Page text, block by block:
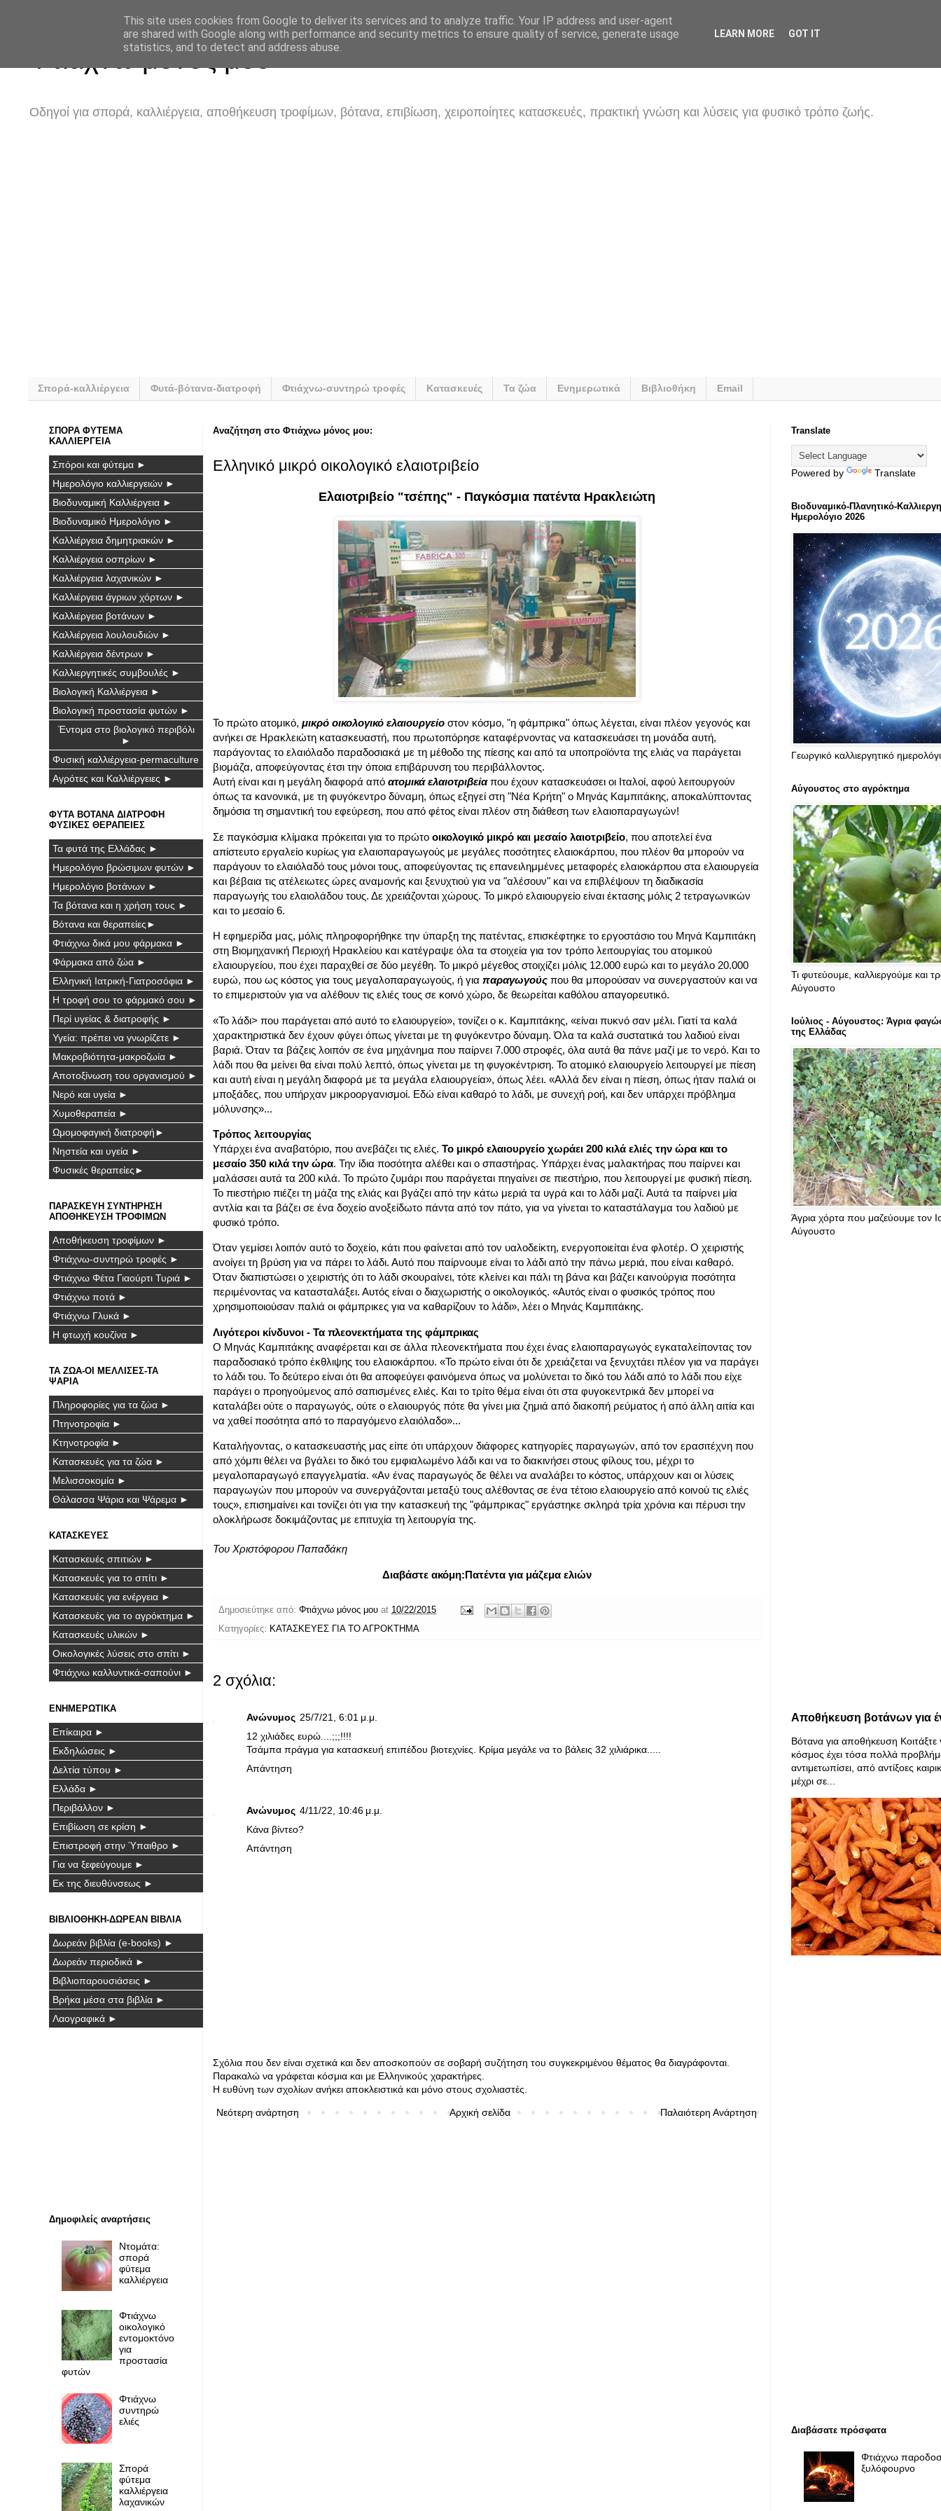
Φτιάχνω μόνος μου
Οδηγοί για σπορά, καλλιέργεια, αποθήκευση τροφίμων, βότανα, επιβίωση, χειροποίητες κατασκευές, πρακτική γνώση και λύσεις για φυσικό τρόπο ζωής.
Σπορά-καλλιέργεια Φυτά-βότανα-διατροφή Φτιάχνω-συντηρώ τροφές Κατασκευές Τα ζώα Ενημερωτικά Βιβλιοθήκη Email
Αναζήτηση στο Φτιάχνω μόνος μου:
Ελληνικό μικρό οικολογικό ελαιοτριβείο
Eλαιοτριβείο "τσέπης" - Παγκόσμια πατέντα Ηρακλειώτη
Το πρώτο ατομικό, μικρό οικολογικό ελαιουργείο στον κόσμο, "η φάμπρικα" όπως λέγεται, είναι πλέον γεγονός και
ανήκει σε Ηρακλειώτη κατασκευαστή, που πρωτοπόρησε καταφέρνοντας να κατασκευάσει τη μονάδα αυτή,
παράγοντας το ελαιόλαδο παραδοσιακά με τη μέθοδο της πίεσης και από τα υποπροϊόντα της ελιάς να παράγεται
βιομάζα, αποφεύγοντας έτσι την όποια επιβάρυνση του περιβάλλοντος.
Αυτή είναι και η μεγάλη διαφορά από ατομικά ελαιοτριβείαπου έχουν κατασκευάσει οι Ιταλοί, αφού λειτουργούν
όπως τα κανονικά, με τη φυγόκεντρο δύναμη, όπως εξηγεί στη "Νέα Κρήτη" ο Μηνάς Καμπιτάκης, αποκαλύπτοντας
δημόσια τη σημαντική του εφεύρεση, που από φέτος είναι πλέον στη διάθεση των ελαιοπαραγωγών!
Σε παγκόσμια κλίμακα πρόκειται για το πρώτο οικολογικό μικρό και μεσαίο λαιοτριβείο, που αποτελεί ένα
απίστευτο εργαλείο κυρίως για ελαιοπαραγωγούς με μεγάλες ποσότητες ελαιοκάρπου, που πλέον θα μπορούν να
παράγουν το ελαιόλαδό τους μόνοι τους, αποφεύγοντας τις επανειλημμένες μεταφορές ελαιοκάρπου στα ελαιουργεία
και βέβαια τις ατέλειωτες ώρες αναμονής και ξενυχτιού για να "αλέσουν" και να επιβλέψουν τη διαδικασία
παραγωγής του ελαιολάδου τους. Δε χρειάζονται χώρους. Το μικρό ελαιουργείο είναι έκτασης μόλις 2 τετραγωνικών
και το μεσαίο 6.
Η εφημερίδα μας, μόλις πληροφορήθηκε την ύπαρξη της πατέντας, επισκέφτηκε το εργοστάσιο του Μηνά Καμπιτάκη
στη Βιομηχανική Περιοχή Ηρακλείου και κατέγραψε όλα τα στοιχεία για τον τρόπο λειτουργίας του ατομικού
ελαιουργείου, που έχει παραχθεί σε δύο μεγέθη. Το μικρό μέγεθος στοιχίζει μόλις 12.000 ευρώ και το μεγάλο 20.000
ευρώ, που ως κόστος για τους μεγαλοπαραγωγούς, ή για παραγωγούς που θα μπορούσαν να συνεργαστούν και να
το επιμεριστούν για να αλέθουν τις ελιές τους σε κοινό χώρο, δε θεωρείται καθόλου απαγορευτικό.
«Το λάδι> που παράγεται από αυτό το ελαιουργείο», τονίζει ο κ. Καμπιτάκης, «είναι πυκνό σαν μέλι. Γιατί τα καλά
χαρακτηριστικά δεν έχουν φύγει όπως γίνεται με τη φυγόκεντρο δύναμη. Όλα τα καλά συστατικά του λαδιού είναι
βαριά. Όταν τα βάζεις λοιπόν σε ένα μηχάνημα που παίρνει 7.000 στροφές, όλα αυτά θα πάνε μαζί με το νερό. Και το
λάδι που θα μείνει θα είναι πολύ λεπτό, όπως γίνεται με τη φυγοκέντριση. Το ατομικό ελαιουργείο λειτουργεί με πίεση
και αυτή είναι η μεγάλη διαφορά με τα μεγάλα ελαιουργεία», όπως λέει. «Αλλά δεν είναι η πίεση, όπως ήταν παλιά οι
μποξάδες, που υπήρχαν μικροοργανισμοί. Εδώ είναι καθαρό το λάδι, με συνεχή ροή, και δεν υπάρχει πρόβλημα
μόλυνσης»...
Τρόπος λειτουργίας
Υπάρχει ένα αναβατόριο, που ανεβάζει τις ελιές. Το μικρό ελαιουργείο χωράει 200 κιλά ελιές την ώρα και το
μεσαίο 350 κιλά την ώρα. Την ίδια ποσότητα αλέθει και ο σπαστήρας. Υπάρχει ένας μαλακτήρας που παίρνει και
μαλάσσει αυτά τα 200 κιλά. Το πρώτο ζυμάρι που παράγεται πηγαίνει σε πιεστήριο, που λειτουργεί με φυσική πίεση.
Το πιεστήριο πιέζει τη μάζα της ελιάς και βγάζει από την κάτω μεριά τα υγρά και το λάδι μαζί. Αυτά τα παίρνει μία
αντλία και τα βάζει σε ένα δοχείο ανοξείδωτο πάντα από τον πάτο, για να γίνεται το καταστάλαγμα του λαδιού με
φυσικό τρόπο.
Όταν γεμίσει λοιπόν αυτό το δοχείο, κάτι που φαίνεται από τον υαλοδείκτη, ενεργοποιείται ένα φλοτέρ. Ο χειριστής
ανοίγει τη βρύση για να πάρει το λάδι. Αυτό που παίρνουμε είναι το λάδι από την πάνω μεριά, που είναι καθαρό.
Όταν διαπιστώσει ο χειριστής ότι το λάδι σκουραίνει, τότε κλείνει και πάλι τη βάνα και βάζει καινούργια ποσότητα
περιμένοντας να κατασταλάξει. Αυτός είναι ο διαχωριστής ο οικολογικός. «Αυτός είναι ο φυσικός τρόπος που
χρησιμοποιούσαν παλιά οι φάμπρικες για να καθαρίζουν το λάδι», λέει ο Μηνάς Καμπιτάκης.
Λιγότεροι κίνδυνοι - Τα πλεονεκτήματα της φάμπρικας
Ο Μηνάς Καμπιτάκης αναφέρεται και σε άλλα πλεονεκτήματα που έχει ένας ελαιοπαραγωγός εγκαταλείποντας τον
παραδοσιακό τρόπο έκθλιψης του ελαιοκάρπου. «Το πρώτο είναι ότι δε χρειάζεται να ξενυχτάει πλέον για να παράγει
το λάδι του. Το δεύτερο είναι ότι θα αποφεύγει φαινόμενα όπως να μολύνεται το δικό του λάδι από το λάδι που είχε
παράγει ο προηγούμενος από σαπισμένες ελιές. Και το τρίτο θέμα είναι ότι στα φυγοκεντρικά δεν μπορεί να
καταλάβει ούτε ο παραγωγός, ούτε ο ελαιουργός πότε θα γίνει μια ζημιά από διακοπή ρεύματος ή από άλλη αιτία και
να χαθεί ποσότητα από το παραγόμενο ελαιόλαδο»...
Καταλήγοντας, ο κατασκευαστής μας είπε ότι υπάρχουν διάφορες κατηγορίες παραγωγών, από τον ερασιτέχνη που
από χόμπι θέλει να βγάλει το δικό του εμφιαλωμένο λάδι και να το διακινήσει στους φίλους του, μέχρι το
μεγαλοπαραγωγό επαγγελματία. «Αν ένας παραγωγός δε θέλει να αναλάβει το κόστος, υπάρχουν και οι λύσεις
παραγωγών που μπορούν να συνεργάζονται μεταξύ τους αλέθοντας σε ένα τέτοιο ελαιουργείο από κοινού τις ελιές
τους», επισημαίνει και τονίζει ότι για την κατασκευή της "φάμπρικας" εργάστηκε σκληρά τρία χρόνια και πέρυσι την
ολοκλήρωσε δοκιμάζοντας με επιτυχία τη λειτουργία της.
Του Χριστόφορου Παπαδάκη
Διαβάστε ακόμη:Πατέντα για μάζεμα ελιών
Δημοσιεύτηκε από: Φτιάχνω μόνος μου at 10/22/2015
Κατηγορίες: ΚΑΤΑΣΚΕΥΕΣ ΓΙΑ ΤΟ ΑΓΡΟΚΤΗΜΑ
2 σχόλια:
Ανώνυμος 25/7/21, 6:01 μ.μ.
12 χιλιάδες ευρώ....;;;!!!!
Τσάμπα πράγμα για κατασκευή επιπέδου βιοτεχνίες. Κρίμα μεγάλε να το βάλεις 32 χιλιάρικα.....
Απάντηση
Ανώνυμος 4/11/22, 10:46 μ.μ.
Κάνα βίντεο?
Απάντηση
Σχόλια που δεν είναι σχετικά και δεν αποσκοπούν σε σοβαρή συζήτηση του συγκεκριμένου θέματος θα διαγράφονται.
Παρακαλώ να γράφεται κόσμια και με Ελληνικούς χαρακτήρες.
Η ευθύνη των σχολίων ανήκει αποκλειστικά και μόνο στους σχολιαστές.
Νεότερη ανάρτηση Παλαιότερη Ανάρτηση
Αρχική σελίδα
ΣΠΟΡΑ ΦΥΤΕΜΑ
ΚΑΛΛΙΕΡΓΕΙΑ
Σπόροι και φύτεμα ►
Ημερολόγιο καλλιεργειών ►
Βιοδυναμική Καλλιέργεια ►
Βιοδυναμικό Ημερολόγιο ►
Καλλιέργεια δημητριακών ►
Καλλιέργεια οσπρίων ►
Καλλιέργεια λαχανικών ►
Καλλιέργεια άγριων χόρτων ►
Καλλιέργεια βοτάνων ►
Καλλιέργεια λουλουδιών ►
Καλλιέργεια δέντρων ►
Καλλιεργητικές συμβουλές ►
Βιολογική Καλλιέργεια ►
Βιολογική προστασία φυτών ►
Έντομα στο βιολογικό περιβόλι
►
Φυσική καλλιέργεια-permaculture
Αγρότες και Καλλιέργειες ►
ΦΥΤΑ ΒΟΤΑΝΑ ΔΙΑΤΡΟΦΗ
ΦΥΣΙΚΕΣ ΘΕΡΑΠΕΙΕΣ
Τα φυτά της Ελλάδας ►
Ημερολόγιο βρώσιμων φυτών ►
Ημερολόγιο βοτάνων ►
Τα βότανα και η χρήση τους ►
Βότανα και θεραπείες►
Φτιάχνω δικά μου φάρμακα ►
Φάρμακα από ζώα ►
Ελληνική Ιατρική-Γιατροσόφια ►
Η τροφή σου το φάρμακό σου ►
Περί υγείας & διατροφής ►
Υγεία: πρέπει να γνωρίζετε ►
Μακροβιότητα-μακροζωία ►
Αποτοξίνωση του οργανισμού ►
Νερό και υγεία ►
Χυμοθεραπεία ►
Ωμομοφαγική διατροφή►
Νηστεία και υγεία ►
Φυσικές θεραπείες►
ΠΑΡΑΣΚΕΥΗ ΣΥΝΤΗΡΗΣΗ
ΑΠΟΘΗΚΕΥΣΗ ΤΡΟΦΙΜΩΝ
Αποθήκευση τροφίμων ►
Φτιάχνω-συντηρώ τροφές ►
Φτιάχνω Φέτα Γιαούρτι Τυριά ►
Φτιάχνω ποτά ►
Φτιάχνω Γλυκά ►
Η φτωχή κουζίνα ►
ΤΑ ΖΩΑ-ΟΙ ΜΕΛΛΙΣΕΣ-ΤΑ
ΨΑΡΙΑ
Πληροφορίες για τα ζώα ►
Πτηνοτροφία ►
Κτηνοτροφία ►
Κατασκευές για τα ζώα ►
Μελισσοκομία ►
Θάλασσα Ψάρια και Ψάρεμα ►
ΚΑΤΑΣΚΕΥΕΣ
Κατασκευές σπιτιών ►
Κατασκευές για το σπίτι ►
Κατασκευές για ενέργεια ►
Κατασκευές για το αγρόκτημα ►
Κατασκευές υλικών ►
Οικολογικές λύσεις στο σπίτι ►
Φτιάχνω καλλυντικά-σαπούνι ►
ΕΝΗΜΕΡΩΤΙΚΑ
Επίκαιρα ►
Εκδηλώσεις ►
Δελτία τύπου ►
Ελλάδα ►
Περιβάλλον ►
Επιβίωση σε κρίση ►
Επιστροφή στην Ύπαιθρο ►
Για να ξεφεύγουμε ►
Εκ της διευθύνσεως ►
ΒΙΒΛΙΟΘΗΚΗ-ΔΩΡΕΑΝ ΒΙΒΛΙΑ
Δωρεάν βιβλία (e-books) ►
Δωρεάν περιοδικά ►
Βιβλιοπαρουσιάσεις ►
Βρήκα μέσα στα βιβλία ►
Λαογραφικά ►
Δημοφιλείς αναρτήσεις
Ντομάτα:
σπορά
φύτεμα
καλλιέργεια
Φτιάχνω
οικολογικό
εντομοκτόνο
για
προστασία
φυτών
Φτιάχνω
συντηρώ
ελιές
Σπορά
φύτεμα
καλλιέργεια
λαχανικών
Translate
Powered by Translate
Βιοδυναμικό-Πλανητικό-
Ημερολόγιο 2026
Γεωργικό καλλιεργητικό
Αύγουστος στο αγρόκτημα
Τι φυτεύουμε, καλλιεργούμε και
Αύγουστο
Ιούλιος - Αύγουστος: Άγρια
της Ελλάδας
Άγρια χόρτα που μαζεύουμε τον
Αύγουστο
Αποθήκευση βοτάνων για
Βότανα για αποθήκευση
κόσμος έχει τόσα πολλά
αντιμετωπίσει, από αντίξοες
μέχρι σε...
Διαβάσατε πρόσφατα
Φτιάχνω
ξυλόφουρνο
This site uses cookies from Google to deliver its services and to analyze traffic. Your IP address and user-agent
are shared with Google along with performance and security metrics to ensure quality of service, generate usage
statistics, and to detect and address abuse.
LEARN MORE GOT IT